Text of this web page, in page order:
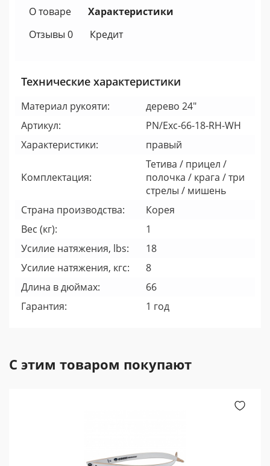
О товаре
Характеристики
Отзывы 0
Кредит
Технические характеристики
Материал рукояти:
дерево 24"
Артикул:
PN/Exc-66-18-RH-WH
Характеристики:
правый
Комплектация:
Тетива / прицел /
полочка / крага / три
стрелы / мишень
Страна производства:
Корея
Вес (кг):
1
Усилие натяжения, lbs:
18
Усилие натяжения, кгс:
8
Длина в дюймах:
66
Гарантия:
1 год
С этим товаром покупают